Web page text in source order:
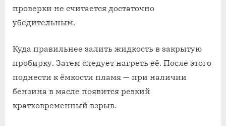
проверки не считается достаточно
убедительным.
Куда правильнее залить жидкость в закрытую
пробирку. Затем следует нагреть её. После этого
поднести к ёмкости пламя — при наличии
бензина в масле появится резкий
кратковременный взрыв.